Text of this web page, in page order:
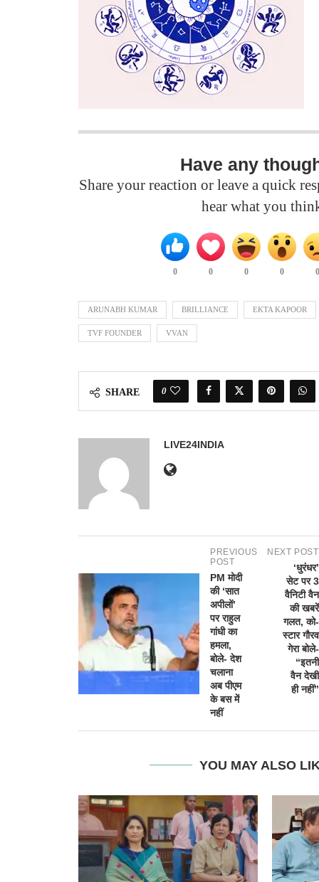
Have any
Share your reaction or leave a quick
hear what you
0 0 0 0
ARUNABH KUMAR BRILLIANCE EKTA KAPOOR
TVF FOUNDER VVAN
SHARE 0
LIVE24INDIA
PREVIOUS
POST
PM मोदी
की ‘सात
अपीलों’
पर राहुल
गांधी का
हमला,
बोले- देश
चलाना
अब पीएम
के बस में
नहीं
NEXT POST
‘धुरंधर’
सेट पर 3
वैनिटी वैन
की खबरें
गलत, को-
स्टार गौरव
गेरा बोले-
“इतनी
वैन देखी
ही नहीं”
YOU MAY ALSO